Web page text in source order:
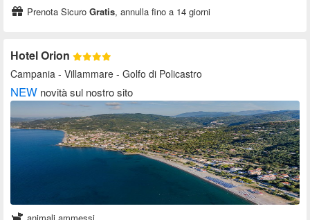
Prenota Sicuro Gratis, annulla fino a 14 giorni
Hotel Orion
Campania - Villammare - Golfo di Policastro
NEW novità sul nostro sito